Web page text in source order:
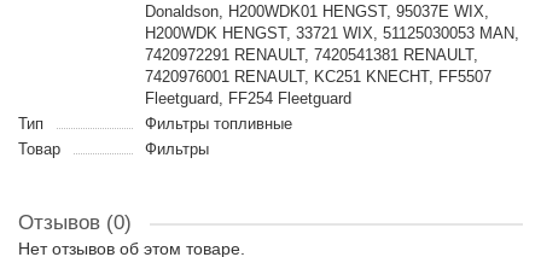
Donaldson, H200WDK01 HENGST, 95037E WIX,
H200WDK HENGST, 33721 WIX, 51125030053 MAN,
7420972291 RENAULT, 7420541381 RENAULT,
7420976001 RENAULT, KC251 KNECHT, FF5507
Fleetguard, FF254 Fleetguard
Тип
Фильтры топливные
Товар
Фильтры
Отзывов (0)
Нет отзывов об этом товаре.